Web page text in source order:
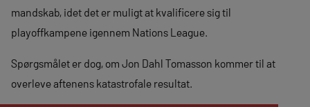
mandskab, idet det er muligt at kvalificere sig til
playoffkampene igennem Nations League.
Spørgsmålet er dog, om Jon Dahl Tomasson kommer til at
overleve aftenens katastrofale resultat.